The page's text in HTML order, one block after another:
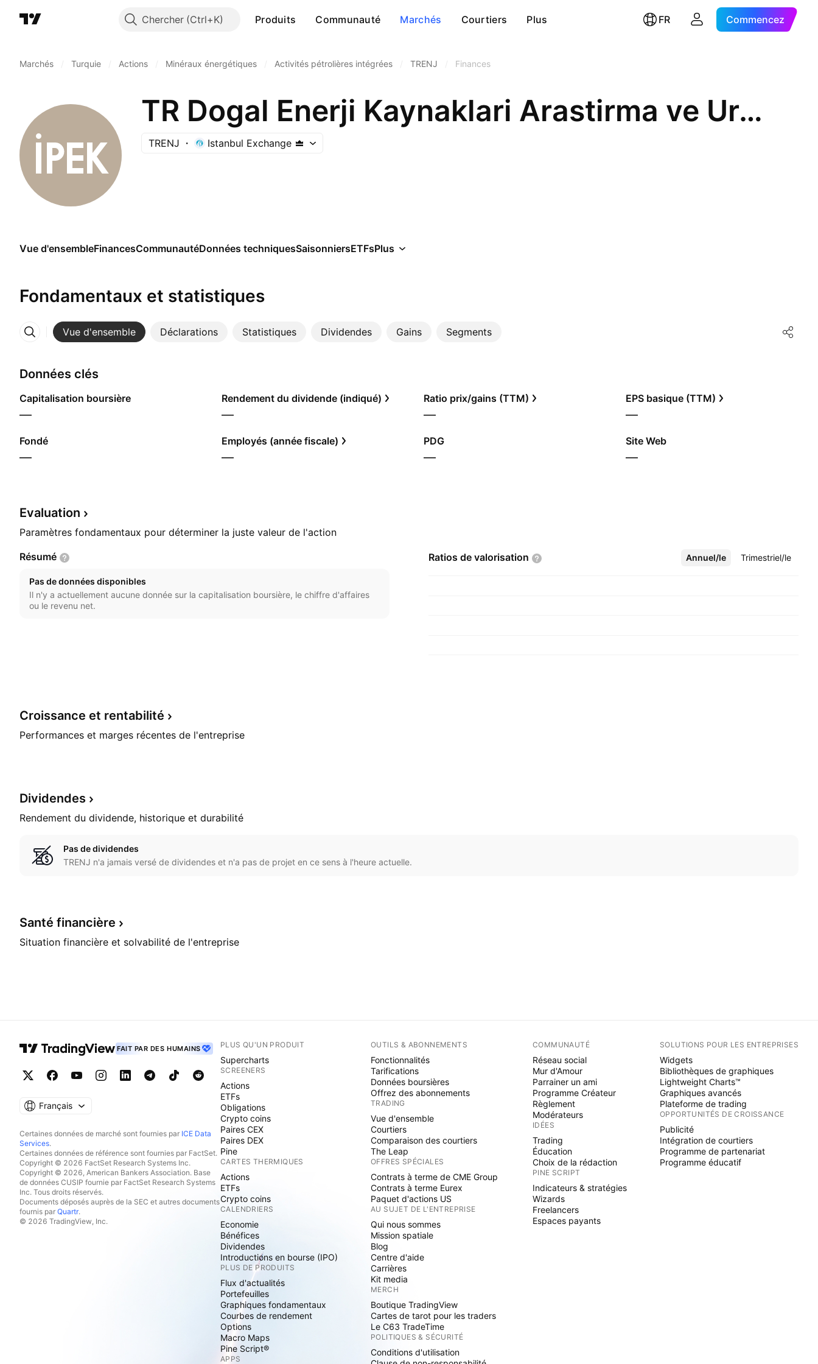
Chercher Produits Communauté Marchés Courtiers Plus FR Commencez
Marchés Turquie Actions Minéraux énergétiques Activités pétrolières intégrées TRENJ Finances
TR Dogal Enerji Kaynaklari Arastirma ve Uretim Anonim Sirketi
TRENJ Istanbul Exchange
Vue d'ensembleFinancesCommunautéDonnées techniquesSaisonniersETFsPlus
Fondamentaux et statistiques
Vue d'ensemble Déclarations Statistiques Dividendes Gains Segments
Plus
Données clés
Capitalisation boursière
—
Rendement du dividende (indiqué)
—
Ratio prix/gains (TTM)
—
EPS basique (TTM)
—
Fondé
—
Employés (année fiscale)
—
PDG
—
Site Web
—
Evaluation
Paramètres fondamentaux pour déterminer la juste valeur de l'action
Résumé
Pas de données disponibles
Il n'y a actuellement aucune donnée sur la capitalisation boursière, le chiffre d'affaires
ou le revenu net.
Ratios de valorisation Annuel/le Trimestriel/le
Plus
Croissance et rentabilité
Performances et marges récentes de l'entreprise
Dividendes
Rendement du dividende, historique et durabilité
Pas de dividendes
TRENJ n'a jamais versé de dividendes et n'a pas de projet en ce sens à l'heure actuelle.
Santé financière
Situation financière et solvabilité de l'entreprise
FAIT PAR DES HUMAINS
Français
Certaines données de marché sont fournies par ICE Data
Services.
Certaines données de référence sont fournies par FactSet.
Copyright © 2026 FactSet Research Systems Inc.
Copyright © 2026, American Bankers Association. Base
de données CUSIP fournie par FactSet Research Systems
Inc. Tous droits réservés.
Documents déposés auprès de la SEC et autres documents
fournis par Quartr.
© 2026 TradingView, Inc.
PLUS QU'UN PRODUIT
Supercharts
SCREENERS
Actions
ETFs
Obligations
Crypto coins
Paires CEX
Paires DEX
Pine
CARTES THERMIQUES
Actions
ETFs
Crypto coins
CALENDRIERS
Economie
Bénéfices
Dividendes
Introductions en bourse (IPO)
PLUS DE PRODUITS
Flux d'actualités
Portefeuilles
Graphiques fondamentaux
Courbes de rendement
Options
Macro Maps
Pine Script®
APPS
OUTILS & ABONNEMENTS
Fonctionnalités
Tarifications
Données boursières
Offrez des abonnements
TRADING
Vue d'ensemble
Courtiers
Comparaison des courtiers
The Leap
OFFRES SPÉCIALES
Contrats à terme de CME Group
Contrats à terme Eurex
Paquet d'actions US
AU SUJET DE L'ENTREPRISE
Qui nous sommes
Mission spatiale
Blog
Centre d'aide
Carrières
Kit media
MERCH
Boutique TradingView
Cartes de tarot pour les traders
Le C63 TradeTime
POLITIQUES & SÉCURITÉ
Conditions d'utilisation
COMMUNAUTÉ
Réseau social
Mur d'Amour
Parrainer un ami
Programme Créateur
Règlement
Modérateurs
IDÉES
Trading
Éducation
Choix de la rédaction
PINE SCRIPT
Indicateurs & stratégies
Wizards
Freelancers
Espaces payants
SOLUTIONS POUR LES ENTREPRISES
Widgets
Bibliothèques de graphiques
Lightweight Charts™
Graphiques avancés
Plateforme de trading
OPPORTUNITÉS DE CROISSANCE
Publicité
Intégration de courtiers
Programme de partenariat
Programme éducatif